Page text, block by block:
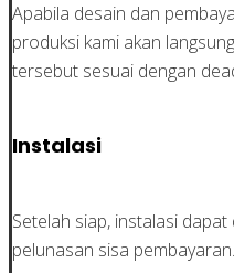
Apabila desain dan
produksi kami akan
tersebut sesuai dengan
Instalasi
Setelah siap, instalasi
pelunasan sisa pembayaran.